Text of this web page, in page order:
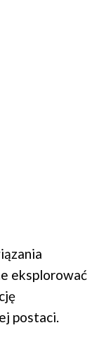
eksplorować
postaci.